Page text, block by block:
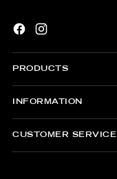
PRODUCTS
INFORMATION
CUSTOMER SERVICE